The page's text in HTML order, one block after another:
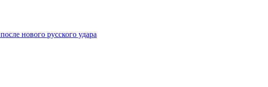
нового русского удара